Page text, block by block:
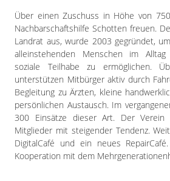
Über einen Zuschuss in Höhe von
Nachbarschaftshilfe Schotten freuen.
Landrat aus, wurde 2003 gegründet,
alleinstehenden Menschen im
soziale Teilhabe zu ermöglichen.
unterstützen Mitbürger aktiv durch
Begleitung zu Ärzten, kleine
persönlichen Austausch. Im
300 Einsätze dieser Art. Der
Mitglieder mit steigender Tendenz.
DigitalCafé und ein neues
Kooperation mit dem